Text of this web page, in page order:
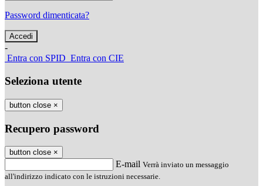
Password dimenticata?
-
Entra con SPID Entra con CIE
Seleziona utente
button close ×
Recupero password
button close ×
E-mail Verrà inviato un messaggio
all'indirizzo indicato con le istruzioni necessarie.